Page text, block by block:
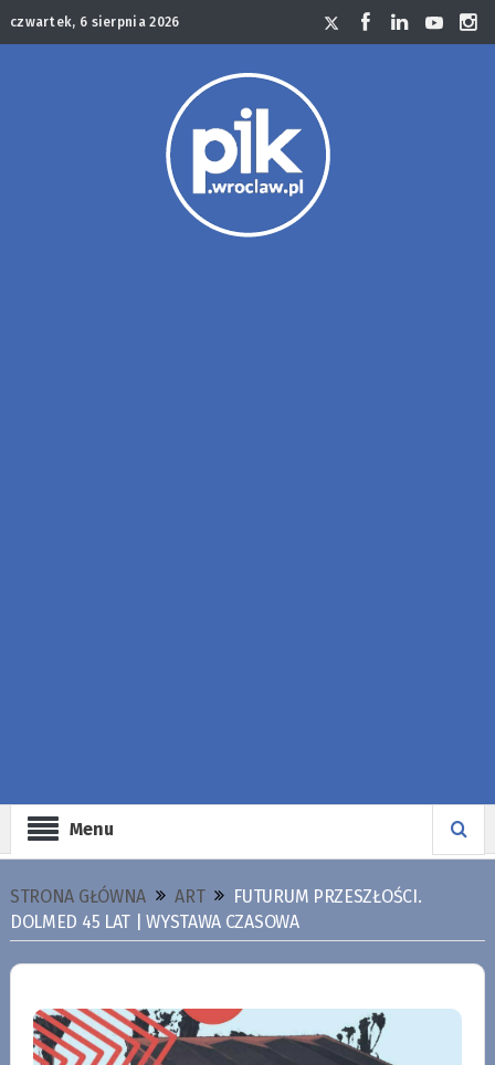
czwartek, 6 sierpnia 2026
Menu
STRONA GŁÓWNA ART
FUTURUM PRZESZŁOŚCI.
DOLMED 45 LAT | WYSTAWA CZASOWA